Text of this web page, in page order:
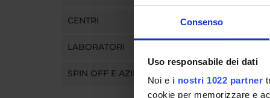
Consenso
Uso responsabile dei dati
Noi e i nostri 1022 partner
cookie per memorizzare e
CENTRI
LABORATORI
SPIN OFF E AZIENDE